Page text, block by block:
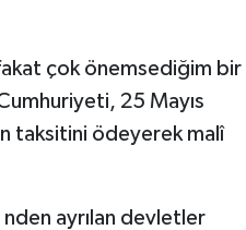
çok önemsediğim bir
25 Mayıs
taksitini ödeyerek malî
nden ayrılan devletler